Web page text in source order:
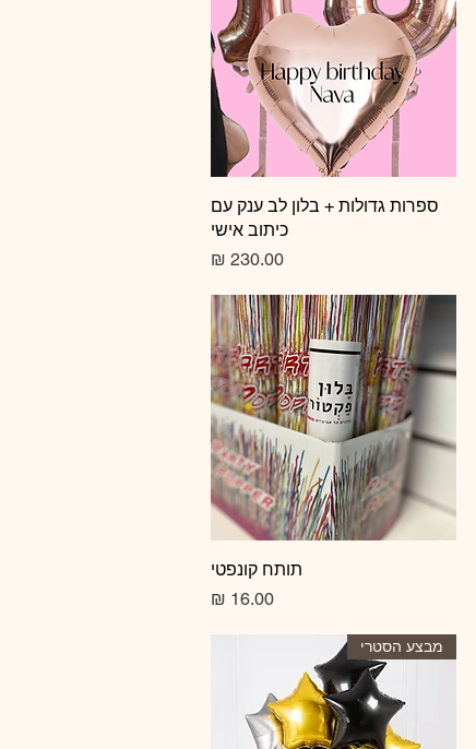
תצוגה מהירה
ספרות גדולות + בלון לב ענק עם
כיתוב אישי
מחיר
תצוגה מהירהתותח קונפטי
מחיר
מבצע הסטרי